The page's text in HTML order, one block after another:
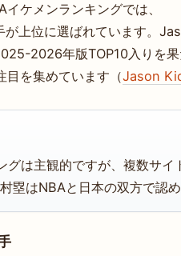
ケメンランキングでは、
が上位に選ばれています。
2026年版TOP10入りを
目を集めています（Jason
グは主観的ですが、複数サ
塁はNBAと日本の双方で認